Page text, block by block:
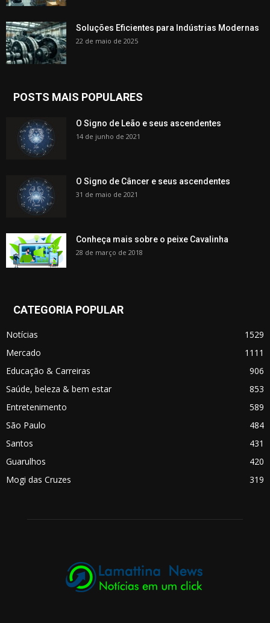
Soluções Eficientes para Indústrias Modernas
22 de maio de 2025
POSTS MAIS POPULARES
O Signo de Leão e seus ascendentes
14 de junho de 2021
O Signo de Câncer e seus ascendentes
31 de maio de 2021
Conheça mais sobre o peixe Cavalinha
28 de março de 2018
CATEGORIA POPULAR
Notícias
1529
Mercado
1111
Educação & Carreiras
906
Saúde, beleza & bem estar
853
Entretenimento
589
São Paulo
484
Santos
431
Guarulhos
420
Mogi das Cruzes
319